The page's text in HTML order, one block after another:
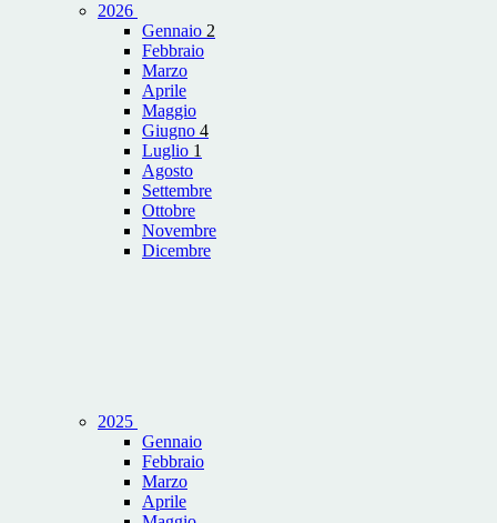
2026
Gennaio 2
Febbraio
Marzo
Aprile
Maggio
Giugno 4
Luglio 1
Agosto
Settembre
Ottobre
Novembre
Dicembre
2025
Gennaio
Febbraio
Marzo
Aprile